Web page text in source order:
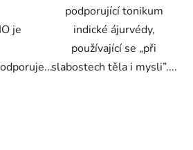
je
podporující tonikum
indické ájurvédy,
používající se „při
slabostech těla i mysli”....